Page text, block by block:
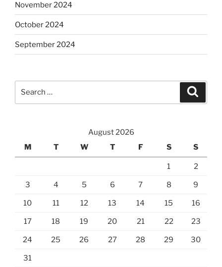
November 2024
October 2024
September 2024
August 2026
M
T W T F S S
1 2
3 4 5 6 7 8 9
10 11 12 13 14 15 16
17 18 19 20 21 22 23
24 25 26 27 28 29 30
31